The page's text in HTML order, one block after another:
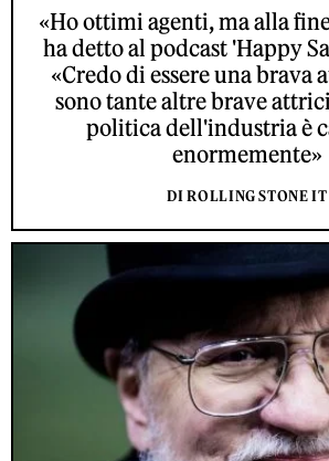
«Ho ottimi agenti, ma alla
ha detto al podcast 'Happy
«Credo di essere una brava
sono tante altre brave
politica dell'industria è
enormemente»
DI ROLLING STONE IT